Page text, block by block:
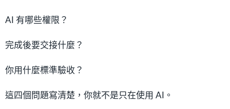
AI 有哪些權限？
完成後要交接什麼？
你用什麼標準驗收？
這四個問題寫清楚，你就不是只在使用 AI。